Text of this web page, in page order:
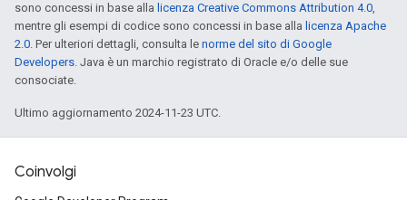
sono concessi in base alla licenza Creative Commons Attribution 4.0,
mentre gli esempi di codice sono concessi in base alla licenza Apache
2.0. Per ulteriori dettagli, consulta le norme del sito di Google
Developers. Java è un marchio registrato di Oracle e/o delle sue
consociate.
Ultimo aggiornamento 2024-11-23 UTC.
Coinvolgi